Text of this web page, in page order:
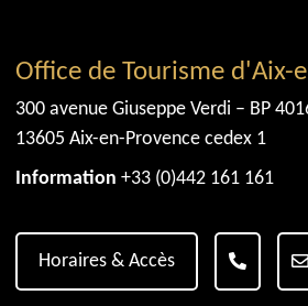
Office de Tourisme d'Aix-
300 avenue Giuseppe Verdi – BP
13605 Aix-en-Provence cedex 1
Information +33 (0)442 161 161
Horaires & Accès